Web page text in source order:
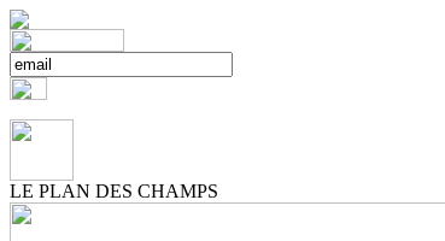
LE PLAN DES CHAMPS